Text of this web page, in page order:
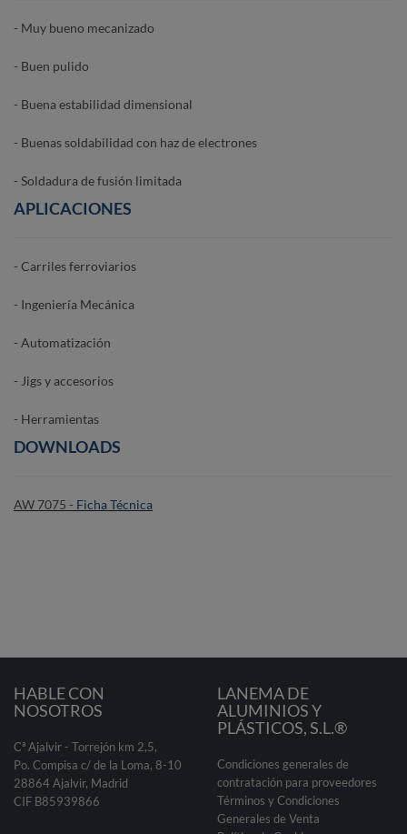
- Muy bueno mecanizado
- Buen pulido
- Buena estabilidad dimensional
- Buenas soldabilidad con haz de electrones
- Soldadura de fusión limitada
APLICACIONES
- Carriles ferroviarios
- Ingeniería Mecánica
- Automatización
- Jigs y accesorios
- Herramientas
DOWNLOADS
AW 7075 - Ficha Técnica
HABLE CON
NOSOTROS
Cª Ajalvir - Torrejón km 2,5,
Po. Compisa c/ de la Loma, 8-10
28864 Ajalvir, Madrid
CIF B85939866
LANEMA DE
ALUMINIOS Y
PLÁSTICOS, S.L.®
Condiciones generales de
contratación para proveedores
Términos y Condiciones
Generales de Venta